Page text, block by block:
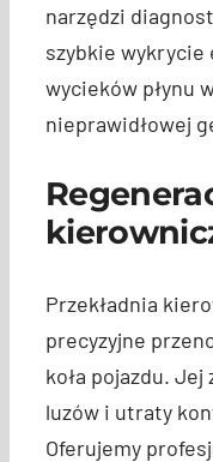
narzędzi
szybkie wykrycie
wycieków płynu
nieprawidłowej
Przekładnia
precyzyjne
koła pojazdu.
luzów i utraty
Oferujemy